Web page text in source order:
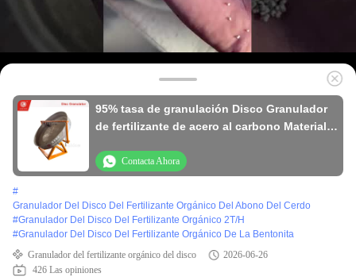
95% tasa de granulación Disco Granulador
de fertilizante de acero al carbono Material
Contacta Ahora
#
Granulador Del Disco Del Fertilizante Orgánico Del Abono Del Cerdo
#Granulador Del Disco Del Fertilizante Orgánico 2T/H
#Granulador Del Disco Del Fertilizante Orgánico De La Bentonita
Granulador del fertilizante orgánico del disco
2026-06-26
426 Las opiniones